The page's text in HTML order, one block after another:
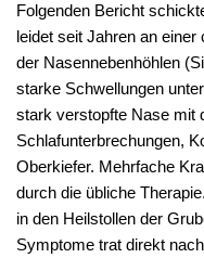
Folgenden Bericht
leidet seit Jahren an
der Nasennebenhöhlen
starke Schwellungen
stark verstopfte Nase mit
Schlafunterbrechungen,
Oberkiefer. Mehrfache
durch die übliche
in den Heilstollen der
Symptome trat direkt